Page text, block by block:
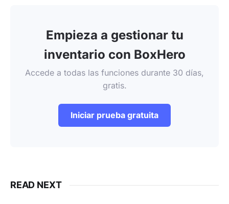
Empieza a gestionar tu
inventario con BoxHero
Accede a todas las funciones durante 30 días,
gratis.
Iniciar prueba gratuita
READ NEXT